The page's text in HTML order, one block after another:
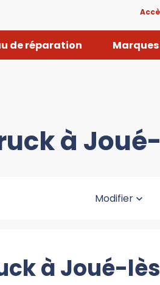
de réparation
à
Modifier
à Joué-